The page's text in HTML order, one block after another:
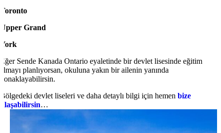
Toronto
Upper Grand
York
Eğer Sende Kanada Ontario eyaletinde bir devlet lisesinde eğitim
almayı planlıyorsan, okuluna yakın bir ailenin yanında
konaklayabilirsin.
Bölgedeki devlet liseleri ve daha detaylı bilgi için hemen bize
ulaşabilirsin…